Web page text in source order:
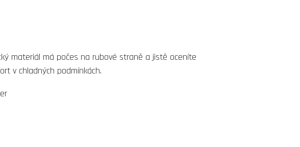
materiál má počes na rubové straně a jistě oceníte
v chladných podmínkách.